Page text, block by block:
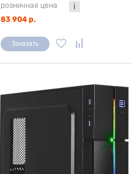
розничная цена
83 904 р.
Заказать